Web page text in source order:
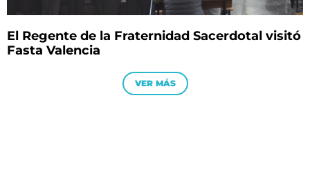
El Regente de la Fraternidad Sacerdotal visitó
Fasta Valencia
VER MÁS